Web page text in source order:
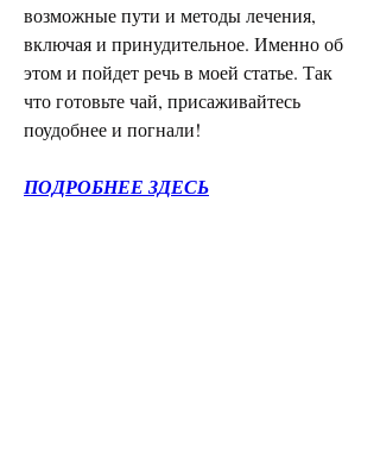
возможные пути и методы лечения,
включая и принудительное. Именно об
этом и пойдет речь в моей статье. Так
что готовьте чай, присаживайтесь
поудобнее и погнали!
ПОДРОБНЕЕ ЗДЕСЬ